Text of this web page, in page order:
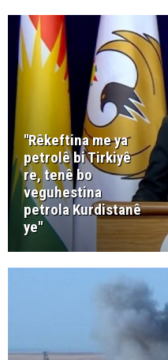
''Rêkeftina me ya
petrolê bi Tirkiyê
re, tenê bo
veguhestina
petrola Kurdistanê
ye''